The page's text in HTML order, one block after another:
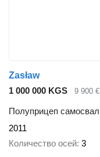
Zasław
1 000 000 KGS
9 900 €
Полуприцеп самосвал
2011
Количество осей 3